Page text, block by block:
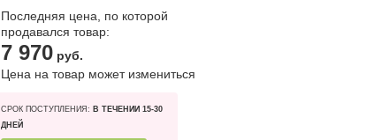
Последняя цена, по которой
продавался товар:
7 970 руб.
Цена на товар может измениться
СРОК ПОСТУПЛЕНИЯ: В ТЕЧЕНИИ 15-30
ДНЕЙ